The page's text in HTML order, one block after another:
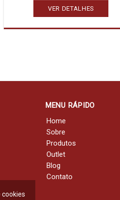
VER DETALHES
MENU RÁPIDO
Home
Sobre
Produtos
Outlet
Blog
Contato
cookies